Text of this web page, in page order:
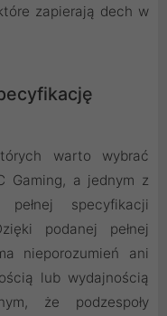
zapierają dech w
warto wybrać
Gaming, a jednym z
specyfikacji
podanej pełnej
nieporozumień ani
lub wydajnością
że podzespoły